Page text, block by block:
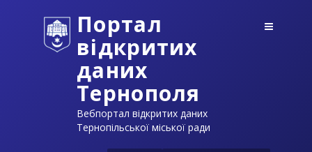
Портал
відкритих
даних
Тернополя
Вебпортал відкритих даних
Тернопільської міської ради